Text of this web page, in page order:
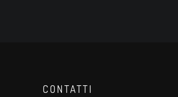
CONTATTI